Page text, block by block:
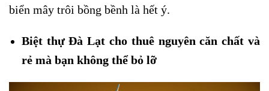
biển mây trôi bồng bềnh là hết ý.
Biệt thự Đà Lạt cho thuê nguyên căn chất và
rẻ mà bạn không thể bỏ lỡ